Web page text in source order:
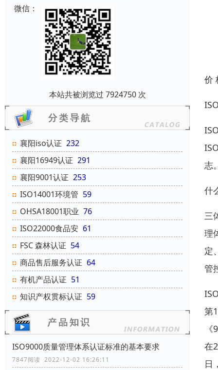
微信：
本站共被浏览过 7924750 次
襄阳iso认证 232
襄阳16949认证 291
襄阳9001认证 253
ISO14001环境管 59
OHSA18001职业 76
ISO22000食品安 61
FSC 森林认证 54
商品售后服务认证 64
有机产品认证 51
知识产权贯标认证 59
ISO9000质量管理体系认证标准的基本要求
7847阅读 2022-12-02 16:26:11
价
志
什
三
理
定
管
第
在
日